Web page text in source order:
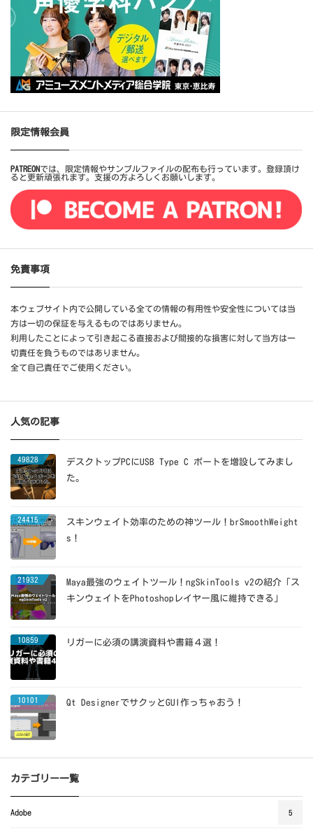
限定情報会員
PATREONでは、限定情報やサンプルファイルの配布も行っています。登録頂け
ると更新頑張れます。支援の方よろしくお願いします。
免責事項
本ウェブサイト内で公開している全ての情報の有用性や安全性については当
方は一切の保証を与えるものではありません。
利用したことによって引き起こる直接および間接的な損害に対して当方は一
切責任を負うものではありません。
全て自己責任でご使用ください。
人気の記事
49828
デスクトップPCにUSB Type C ポートを増設してみまし
た。
24415
スキンウェイト効率のための神ツール！brSmoothWeight
s！
21932
Maya最強のウェイトツール！ngSkinTools v2の紹介「ス
キンウェイトをPhotoshopレイヤー風に維持できる」
10859 リガーに必須の講演資料や書籍４選！
10101 Qt DesignerでサクッとGUI作っちゃおう！
カテゴリー一覧
Adobe 5